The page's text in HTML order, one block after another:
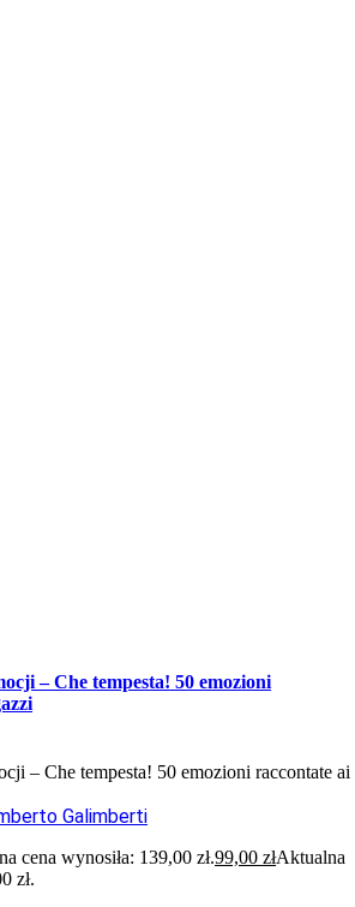
– Che tempesta! 50 emozioni
– Che tempesta! 50 emozioni raccontate ai
Galimberti
cena wynosiła: 139,00 zł.99,00złAktualna
zł.